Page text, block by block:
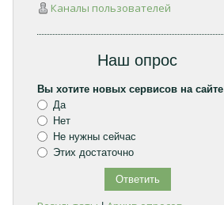
Каналы пользователей
Наш опрос
Вы хотите новых сервисов на сайте
Да
Нет
Не нужны сейчас
Этих достаточно